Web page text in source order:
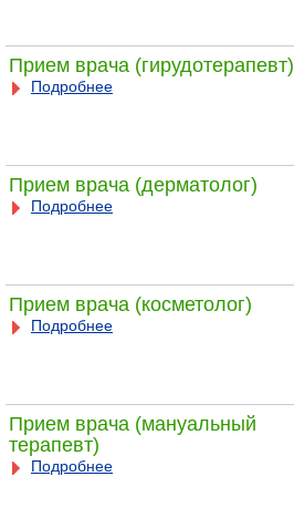
Прием врача (гирудотерапевт)
Подробнее
Прием врача (дерматолог)
Подробнее
Прием врача (косметолог)
Подробнее
Прием врача (мануальный
терапевт)
Подробнее